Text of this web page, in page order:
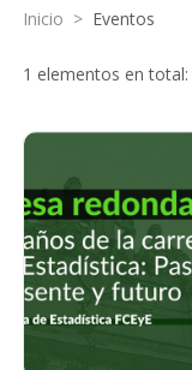
Inicio > Eventos
1 elementos en total: